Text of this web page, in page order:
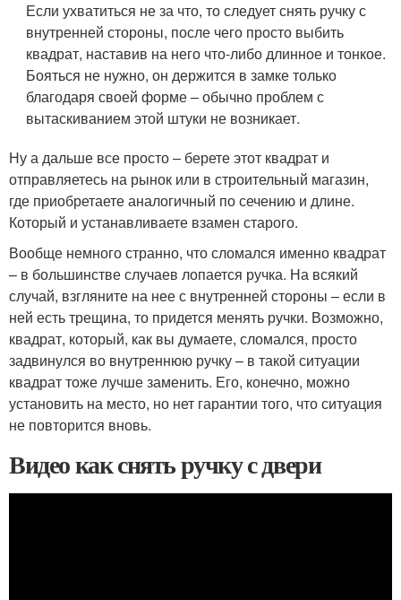
Если ухватиться не за что, то следует снять ручку с
внутренней стороны, после чего просто выбить
квадрат, наставив на него что-либо длинное и тонкое.
Бояться не нужно, он держится в замке только
благодаря своей форме – обычно проблем с
вытаскиванием этой штуки не возникает.
Ну а дальше все просто – берете этот квадрат и
отправляетесь на рынок или в строительный магазин,
где приобретаете аналогичный по сечению и длине.
Который и устанавливаете взамен старого.
Вообще немного странно, что сломался именно квадрат
– в большинстве случаев лопается ручка. На всякий
случай, взгляните на нее с внутренней стороны – если в
ней есть трещина, то придется менять ручки. Возможно,
квадрат, который, как вы думаете, сломался, просто
задвинулся во внутреннюю ручку – в такой ситуации
квадрат тоже лучше заменить. Его, конечно, можно
установить на место, но нет гарантии того, что ситуация
не повторится вновь.
Видео как снять ручку с двери